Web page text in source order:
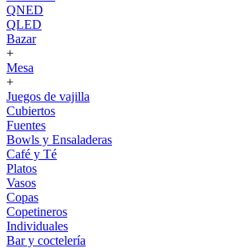
QNED
QLED
Bazar
+
Mesa
+
Juegos de vajilla
Cubiertos
Fuentes
Bowls y Ensaladeras
Café y Té
Platos
Vasos
Copas
Copetineros
Individuales
Bar y coctelería